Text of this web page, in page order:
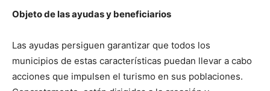
Objeto de las ayudas y beneficiarios
Las ayudas persiguen garantizar que todos los
municipios de estas características puedan llevar a cabo
acciones que impulsen el turismo en sus poblaciones.